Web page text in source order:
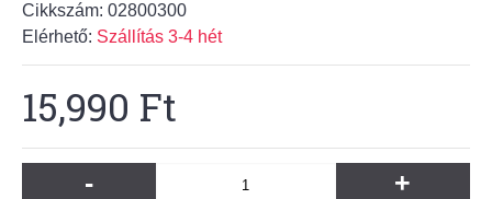
Cikkszám: 02800300
Elérhető: Szállítás 3-4 hét
15,990 Ft
- +